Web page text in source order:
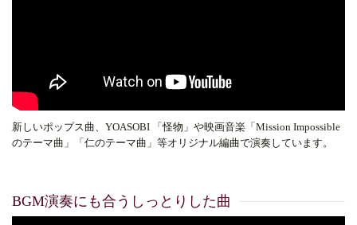
新しいポップス曲、YOASOBI 「怪物」や映画音楽「Mission Impossible
のテーマ曲」「仁のテーマ曲」等オリジナル編曲で演奏しています。
BGM演奏にも合うしっとりした曲